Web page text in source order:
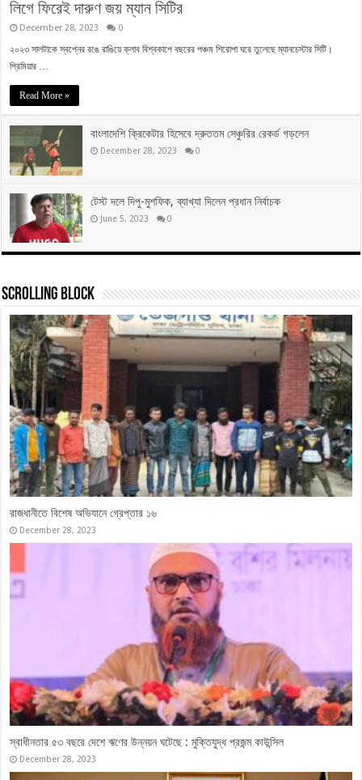
লিগে ফিরেই দারুণ জয় ম্যান সিটির
December 28, 2023 0
২০২৩ সালটাকে স্বপ্নের রঙে রাঙিয়ে ক্লাব বিশ্বকাপে বছরের পঞ্চম শিরোপা ঘরে তুলেছে ম্যানচেস্টার সিটি।
প্রিমিয়ার …
Read More »
বাংলাদেশি ক্রিকেটার হিসেবে দ্রুততম সেঞ্চুরির রেকর্ড গড়লেন
December 28, 2023 0
টেস্ট দলে দিপু-মুশফিক, ব্যাখ্যা দিলেন প্রধান নির্বাচক
June 5, 2023 0
Scrolling Block
ওবায়দুল কাদেরসহ ৭ নেতার মামলার সাক্ষ্যগ্রহণ শেষ, যুক্তিতর্ক ১৭ মে
April 27, 2026
ভারতবিরোধী ‘কঠোর অবস্থান’ থেকে সরতে চায় বিএনপি
May 18, 2024